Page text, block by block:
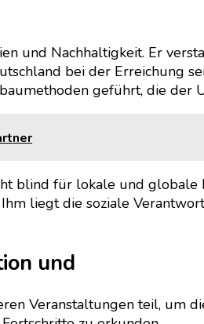
und Nachhaltigkeit. Er
bei der Erreichung
geführt, die der
blind für lokale und
liegt die soziale
und
Veranstaltungen teil, um